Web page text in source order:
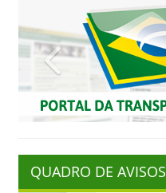
Previous
QUADRO DE AVISOS